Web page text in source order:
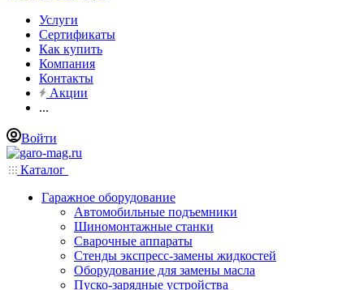
Услуги
Сертификаты
Как купить
Компания
Контакты
Акции
...
Войти
Каталог
Гаражное оборудование
Автомобильные подъемники
Шиномонтажные станки
Сварочные аппараты
Стенды экспресс-замены жидкостей
Оборудование для замены масла
Пуско-зарядные устройства